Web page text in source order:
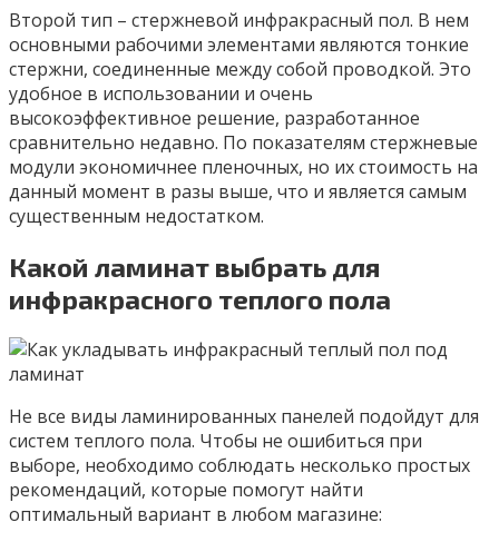
Второй тип – стержневой инфракрасный пол. В нем
основными рабочими элементами являются тонкие
стержни, соединенные между собой проводкой. Это
удобное в использовании и очень
высокоэффективное решение, разработанное
сравнительно недавно. По показателям стержневые
модули экономичнее пленочных, но их стоимость на
данный момент в разы выше, что и является самым
существенным недостатком.
Какой ламинат выбрать для
инфракрасного теплого пола
Не все виды ламинированных панелей подойдут для
систем теплого пола. Чтобы не ошибиться при
выборе, необходимо соблюдать несколько простых
рекомендаций, которые помогут найти
оптимальный вариант в любом магазине: